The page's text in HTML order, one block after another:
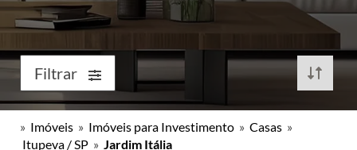
Filtrar
» Imóveis » Imóveis para Investimento » Casas »
Itupeva / SP » Jardim Itália